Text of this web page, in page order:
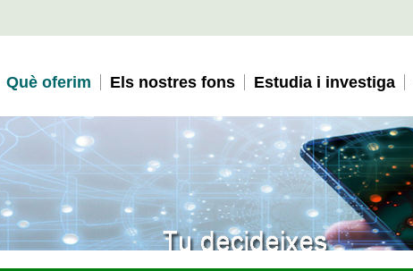
Què oferim Els nostres fons Estudia i investiga